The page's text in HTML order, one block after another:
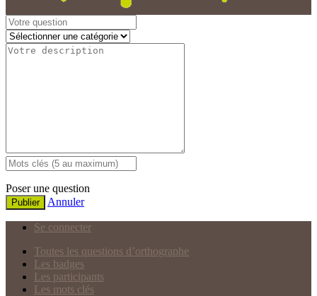
Poser une question
Publier Annuler
Se connecter
Toutes les questions d’orthographe
Les badges
Les participants
Les mots clés